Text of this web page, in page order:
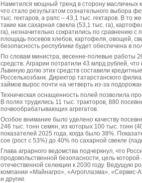
Наметился мощный тренд в сторону масличных
что стало результатом сознательного выбора
тыс. гектаров, а рапс – 43,1 тыс. гектаров. В то
такие как сахарная свекла (53,1 тыс. га),
га), незначительно сократились по сравнению
площадь посевов хлебов, картофеля, овощей,
безопасность республики будет обеспечена в
По словам министра, весенне-полевые работы
средств. Аграрии потратили 43 млрд рублей,
Львиную долю этих средств составили
Россельхозбанк. Директор татарстанского
займов вырос почти на четверть из-за
Техническая оснащенность полей позволила
В полях трудились 11 тыс. тракторов, 880
почвообрабатывающих агрегатов.
Особое внимание было уделено качеству
246 тыс. тонн семян, из которых 100 тыс. тонн
показателей 2025 года, когда было 38%.
сое (рост с 53%) до 40% по сахарной свекле
Глава аграрного ведомства подчеркнул, что
продовольственной безопасности, цель
отечественной селекции к 2030 году. Ведущую
компании «Майнагро», «Агроплазма», «Сервис-
и другие.